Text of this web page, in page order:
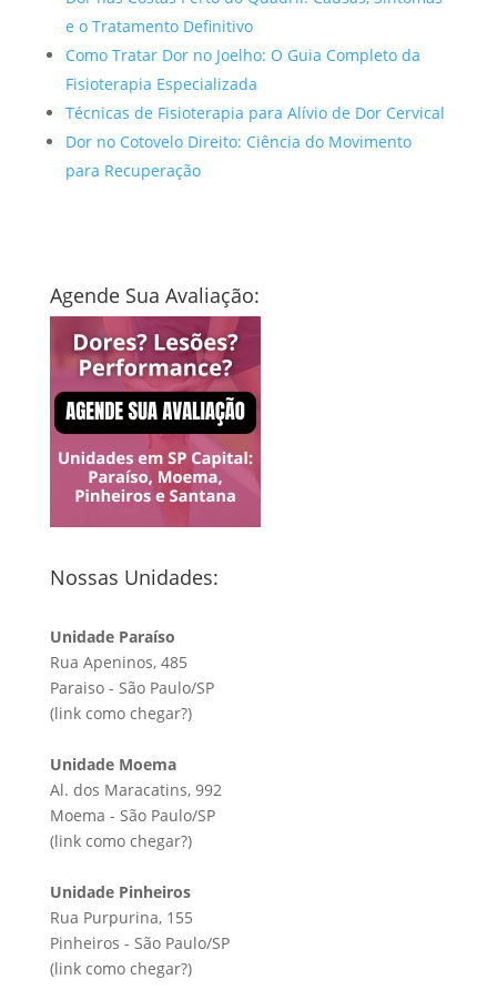
e o Tratamento Definitivo
Como Tratar Dor no Joelho: O Guia Completo da
Fisioterapia Especializada
Técnicas de Fisioterapia para Alívio de Dor Cervical
Dor no Cotovelo Direito: Ciência do Movimento
para Recuperação
Agende Sua Avaliação:
Nossas Unidades:
Unidade Paraíso
Rua Apeninos, 485
Paraiso - São Paulo/SP
(link como chegar?)
Unidade Moema
Al. dos Maracatins, 992
Moema - São Paulo/SP
(link como chegar?)
Unidade Pinheiros
Rua Purpurina, 155
Pinheiros - São Paulo/SP
(link como chegar?)